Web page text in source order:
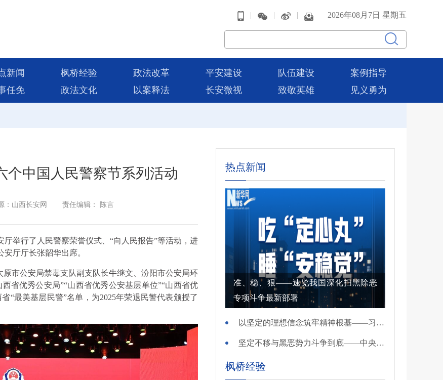
| | | 2026年08月7日 星期五
新闻 枫桥经验 政法改革 平安建设 队伍建设
案例指导
任免 政法文化 以案释法 长安微视 致敬英雄 见义勇为
个中国人民警察节系列活动
：山西长安网 责任编辑： 陈言
举行了人民警察荣誉仪式、“向人民报告”等活动，进
厅厅长张韶华出席。
市公安局禁毒支队副支队长牛继文、汾阳市公安局环
省优秀公安局”“山西省优秀公安基层单位”“山西省优
“最美基层民警”名单，为2025年荣退民警代表颁授了
热点新闻
准、稳、狠——速览我国深化扫黑除恶
专项斗争最新部署
以坚定的理想信念筑牢精神根基——习近平党建思想理论品格系列述评之一
坚定不移与黑恶势力斗争到底——中央政法委负责同志就开展深化扫黑除恶专项斗争有关问题答记者问
枫桥经验